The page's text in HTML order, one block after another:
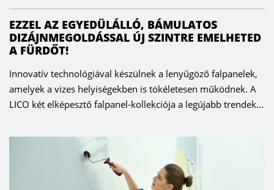
EZZEL AZ EGYEDÜLÁLLÓ, BÁMULATOS
DIZÁJNMEGOLDÁSSAL ÚJ SZINTRE EMELHETED
A FÜRDŐT!
Innovatív technológiával készülnek a lenyűgöző falpanelek,
amelyek a vizes helyiségekben is tökéletesen működnek. A
LICO két elképesztő falpanel-kollekciója a legújabb trendek...